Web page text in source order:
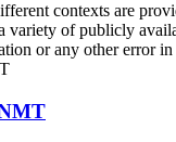
contexts are
variety of publicly
or any other error